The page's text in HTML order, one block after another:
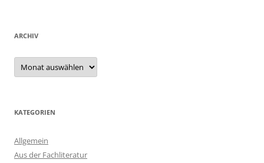
ARCHIV
Archiv
KATEGORIEN
Allgemein
Aus der Fachliteratur